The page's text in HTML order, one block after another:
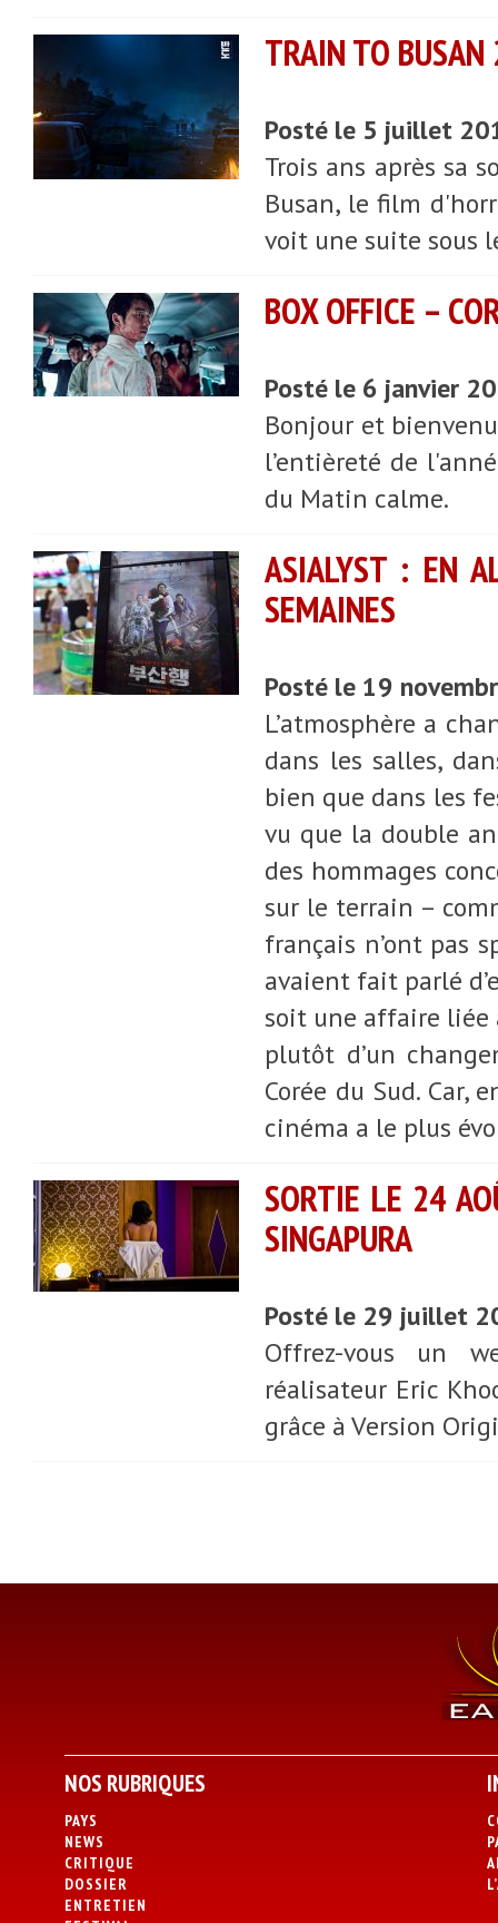
TRAIN TO BUSAN
Posté le 5 juillet
Trois ans après sa
Busan, le film
voit une suite sous
BOX OFFICE –
Posté le 6 janvier
Bonjour et
l’entièreté de
du Matin calme.
ASIALYST : EN
SEMAINES
Posté le 19
L’atmosphère a
dans les salles,
bien que dans les
vu que la double
des hommages
sur le terrain –
français n’ont pas
avaient fait parlé
soit une affaire liée
plutôt d’un
Corée du Sud. Car,
cinéma a le plus
SORTIE LE 24
SINGAPURA
Posté le 29 juillet
Offrez-vous un
réalisateur Eric
grâce à Version
NOS RUBRIQUES
PAYS
NEWS
CRITIQUE
DOSSIER
ENTRETIEN